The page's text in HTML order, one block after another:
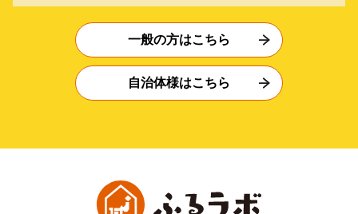
一般の方はこちら
自治体様はこちら